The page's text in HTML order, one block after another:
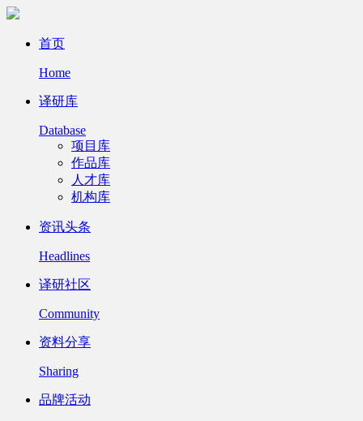
首页
Home
译研库
Database
项目库
作品库
人才库
机构库
资讯头条
Headlines
译研社区
Community
资料分享
Sharing
品牌活动